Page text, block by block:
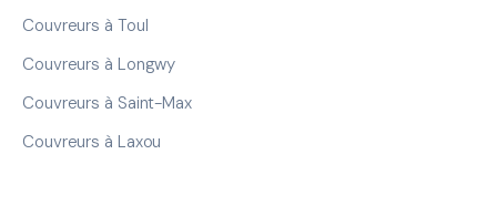
Couvreurs à Toul
Couvreurs à Longwy
Couvreurs à Saint-Max
Couvreurs à Laxou